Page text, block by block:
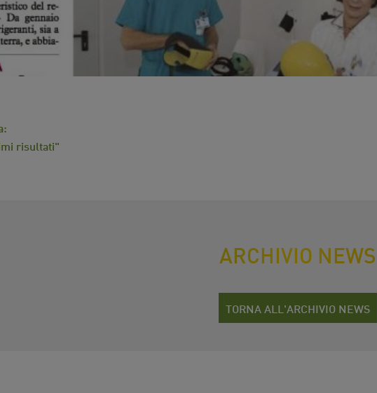
risultati"
ARCHIVIO NEWS
TORNA ALL'ARCHIVIO NEWS